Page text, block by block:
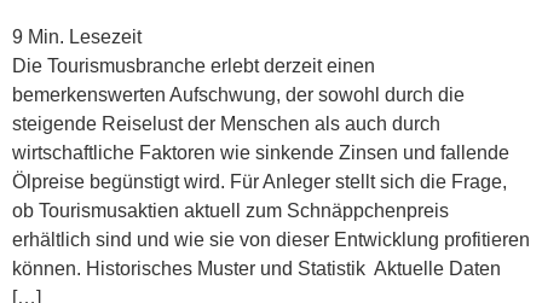
9 Min. Lesezeit
Die Tourismusbranche erlebt derzeit einen
bemerkenswerten Aufschwung, der sowohl durch die
steigende Reiselust der Menschen als auch durch
wirtschaftliche Faktoren wie sinkende Zinsen und fallende
Ölpreise begünstigt wird. Für Anleger stellt sich die Frage,
ob Tourismusaktien aktuell zum Schnäppchenpreis
erhältlich sind und wie sie von dieser Entwicklung profitieren
können. Historisches Muster und Statistik Aktuelle Daten
[…]